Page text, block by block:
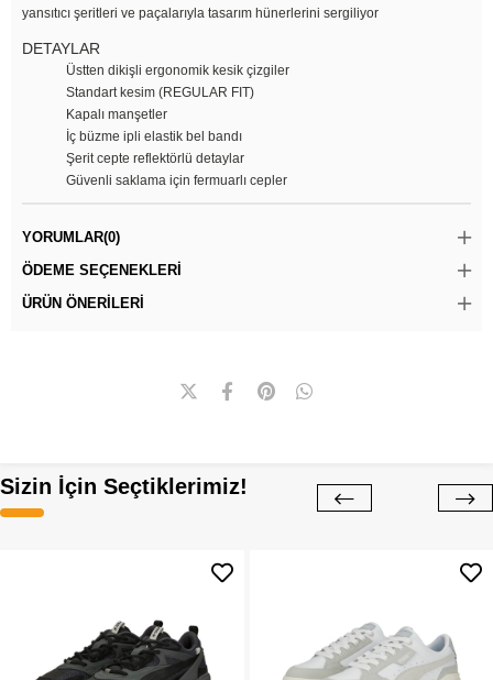
yansıtıcı şeritleri ve paçalarıyla tasarım hünerlerini sergiliyor
DETAYLAR
Üstten dikişli ergonomik kesik çizgiler
Standart kesim (REGULAR FIT)
Kapalı manşetler
İç büzme ipli elastik bel bandı
Şerit cepte reflektörlü detaylar
Güvenli saklama için fermuarlı cepler
YORUMLAR(0)
ÖDEME SEÇENEKLERI
ÜRÜN ÖNERILERI
Sizin İçin Seçtiklerimiz!